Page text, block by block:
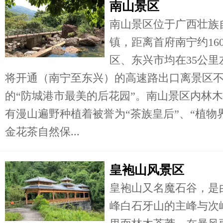
南山景区
南山景区位于广西壮
镇，距离首府南宁约
区、东兴市均在35公
将开通（南宁至东兴）的高速路出口离景区
的“防城港市最美的后花园”。南山景区内林
有漫山遍野种植着被誉为“茶族皇后”、“植物
金花茶自然保...
皇袍山风景区
皇袍山又名魔石谷，
峰白石牙山的主峰与